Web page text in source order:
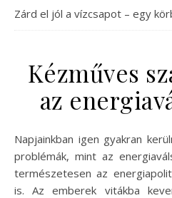
Zárd el jól a vízcsapot – egy
Kézműves
az
Napjainkban igen gyakran kerülnek előtérbe olyan komoly
problémák, mint az
természetesen az
is. Az emberek vitákba